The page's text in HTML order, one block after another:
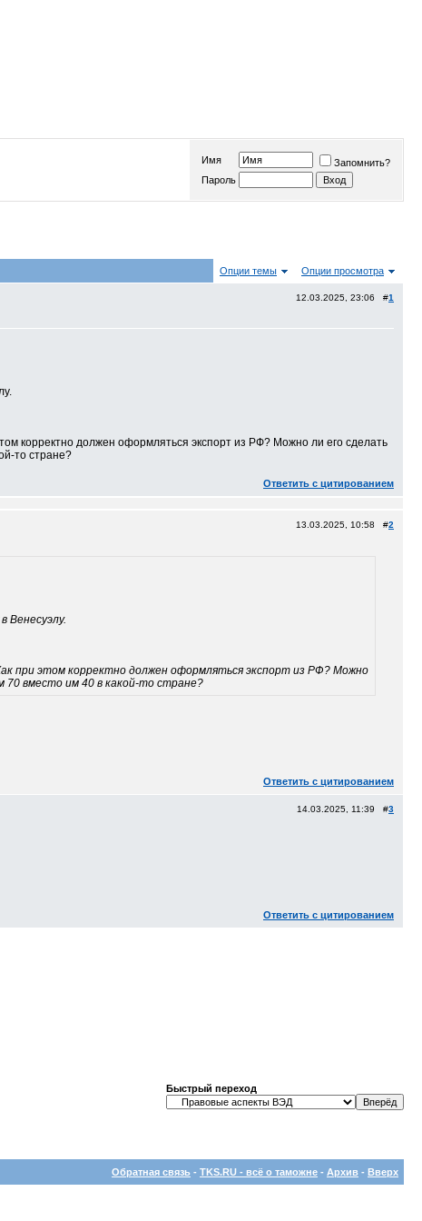
Имя
Запомнить?
Пароль
Опции темы Опции просмотра
12.03.2025, 23:06 #1
корректно должен оформляться экспорт из РФ? Можно ли его сделать
то стране?
Ответить с цитированием
13.03.2025, 10:58 #2
Венесуэлу.
при этом корректно должен оформляться экспорт из РФ? Можно
70 вместо им 40 в какой-то стране?
Ответить с цитированием
14.03.2025, 11:39 #3
Ответить с цитированием
Быстрый переход
Обратная связь - TKS.RU - всё о таможне - Архив - Вверх